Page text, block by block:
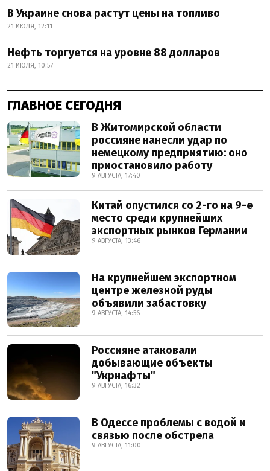
В Украине снова растут цены на топливо
21 ИЮЛЯ, 12:11
Нефть торгуется на уровне 88 долларов
21 ИЮЛЯ, 10:57
ГЛАВНОЕ СЕГОДНЯ
В Житомирской области
россияне нанесли удар по
немецкому предприятию: оно
приостановило работу
9 АВГУСТА, 17:40
Китай опустился со 2-го на 9-е
место среди крупнейших
экспортных рынков Германии
9 АВГУСТА, 13:46
На крупнейшем экспортном
центре железной руды
объявили забастовку
9 АВГУСТА, 14:56
Россияне атаковали
добывающие объекты
"Укрнафты"
9 АВГУСТА, 16:32
В Одессе проблемы с водой и
связью после обстрела
9 АВГУСТА, 11:00